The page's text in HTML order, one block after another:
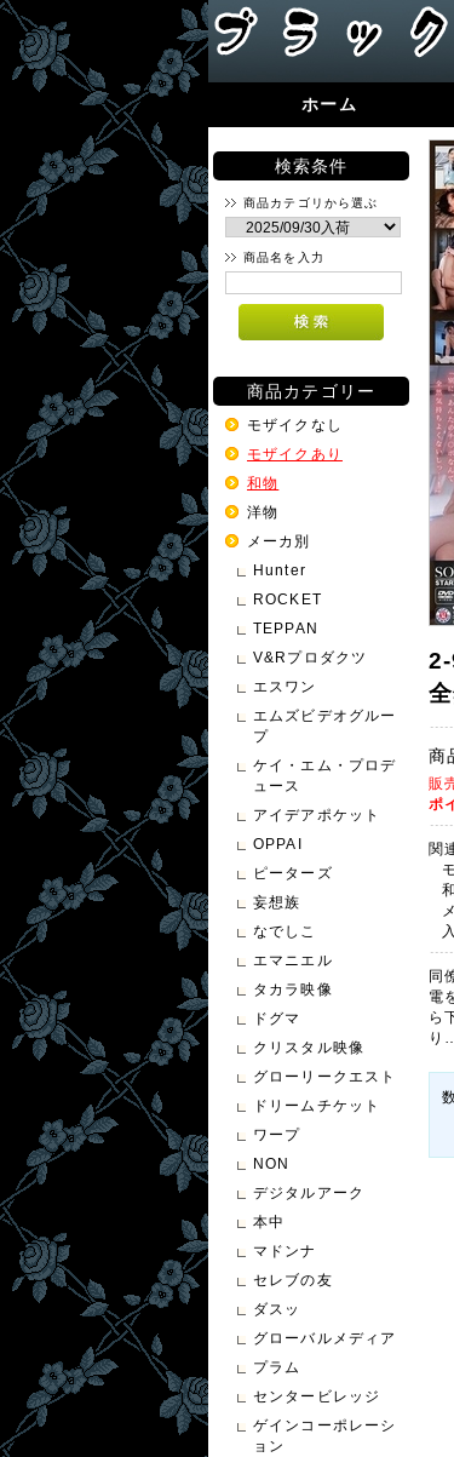
ホーム
検索条件
商品カテゴリから選ぶ
商品名を入力
商品カテゴリー
モザイクなし
モザイクあり
和物
洋物
メーカ別
Hunter
ROCKET
TEPPAN
V&Rプロダクツ
エスワン
エムズビデオグルー
プ
ケイ・エム・プロデ
ュース
アイデアポケット
OPPAI
ピーターズ
妄想族
なでしこ
エマニエル
タカラ映像
ドグマ
クリスタル映像
グローリークエスト
ドリームチケット
ワープ
NON
デジタルアーク
本中
マドンナ
セレブの友
ダスッ
グローバルメディア
プラム
センタービレッジ
ゲインコーポレーシ
ョン
商
販
ポ
関
同
電
ら
り…